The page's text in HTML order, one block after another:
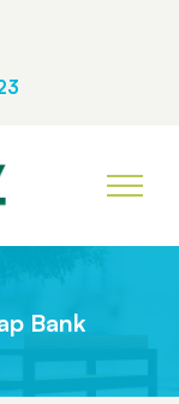
Bank